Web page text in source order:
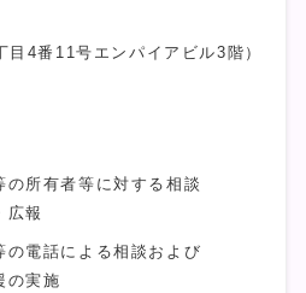
目4番11号エンパイアビル3階）
の所有者等に対する相談
広報
の電話による相談および
の実施